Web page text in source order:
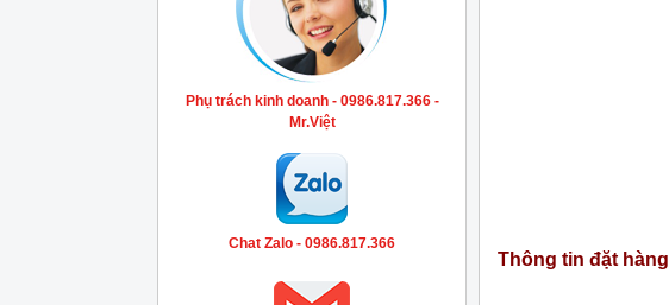
Phụ trách kinh doanh - 0986.817.366 -
Mr.Việt
Chat Zalo - 0986.817.366
Thông tin đặt hàng